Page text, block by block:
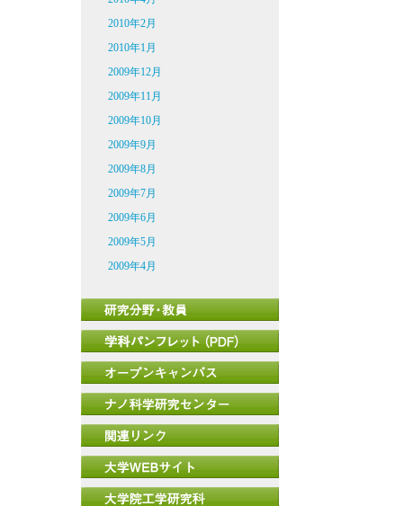
2010年2月
2010年1月
2009年12月
2009年11月
2009年10月
2009年9月
2009年8月
2009年7月
2009年6月
2009年5月
2009年4月